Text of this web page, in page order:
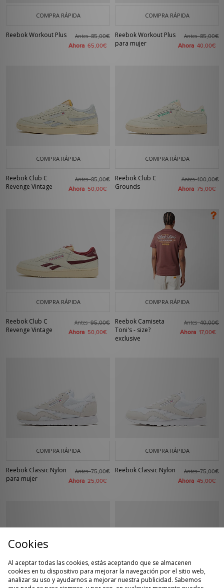
COMPRA RÁPIDA
Reebok Workout Plus Antes85,00€
Ahora 65,00€
COMPRA RÁPIDA
Reebok Workout Plus
para mujer
Antes85,00€
Ahora 40,00€
COMPRA RÁPIDA
Reebok Club C
Revenge Vintage
Antes85,00€
Ahora 50,00€
COMPRA RÁPIDA
Reebok Club C
Grounds
Antes100,00€
Ahora 75,00€
COMPRA RÁPIDA
Reebok Club C
Revenge Vintage
Antes95,00€
Ahora 50,00€
COMPRA RÁPIDA
Reebok Camiseta
Toni's - size?
exclusive
Antes40,00€
Ahora 17,00€
COMPRA RÁPIDA
Reebok Classic Nylon
para mujer
Antes75,00€
Ahora 25,00€
COMPRA RÁPIDA
Reebok Classic Nylon Antes75,00€
Ahora 45,00€
Cookies
Al aceptar todas las cookies, estás aceptando que se almacenen
cookies en tu dispositivo para mejorar la navegación por el sitio web,
analizar su uso y ayudarnos a mejorar nuestra publicidad. Sabemos